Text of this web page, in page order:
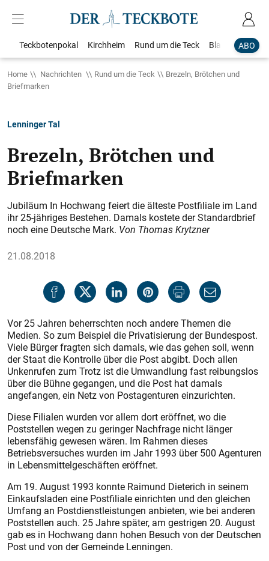
ABO
Teckbotenpokal Kirchheim Rund um die Teck Blaulicht
Home Nachrichten Rund um die Teck
Brezeln, Brötchen und
Briefmarken
Lenninger Tal
Brezeln, Brötchen und
Briefmarken
Jubiläum In Hochwang feiert die älteste Postfiliale im Land
ihr 25-jähriges Bestehen. Damals kostete der Standardbrief
noch eine Deutsche Mark. Von Thomas Krytzner
21.08.2018
Vor 25 Jahren beherrschten noch andere Themen die
Medien. So zum Beispiel die Privatisierung der Bundespost.
Viele Bürger fragten sich damals, wie das gehen soll, wenn
der Staat die Kontrolle über die Post abgibt. Doch allen
Unkenrufen zum Trotz ist die Umwandlung fast reibungslos
über die Bühne gegangen, und die Post hat damals
angefangen, ein Netz von Postagenturen einzurichten.
Diese Filialen wurden vor allem dort eröffnet, wo die
Poststellen wegen zu geringer Nachfrage nicht länger
lebensfähig gewesen wären. Im Rahmen dieses
Betriebsversuches wurden im Jahr 1993 über 500 Agenturen
in Lebensmittelgeschäften eröffnet.
Am 19. August 1993 konnte Raimund Dieterich in seinem
Einkaufsladen eine Postfiliale einrichten und den gleichen
Umfang an Postdienstleistungen anbieten, wie bei anderen
Poststellen auch. 25 Jahre später, am gestrigen 20. August
gab es in Hochwang dann hohen Besuch von der Deutschen
Post und von der Gemeinde Lenningen.